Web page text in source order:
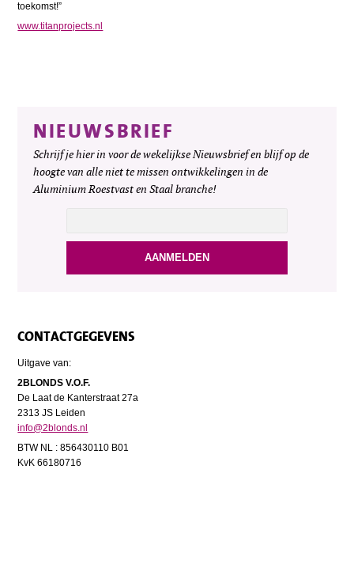
toekomst!”
www.titanprojects.nl
NIEUWSBRIEF
Schrijf je hier in voor de wekelijkse Nieuwsbrief en blijf op de
hoogte van alle niet te missen ontwikkelingen in de
Aluminium Roestvast en Staal branche!
CONTACTGEGEVENS
Uitgave van:
2BLONDS V.O.F.
De Laat de Kanterstraat 27a
2313 JS Leiden
info@2blonds.nl
BTW NL : 856430110 B01
KvK 66180716